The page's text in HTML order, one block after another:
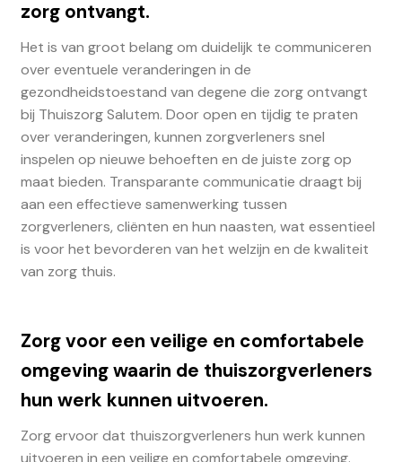
zorg ontvangt.
Het is van groot belang om duidelijk te communiceren
over eventuele veranderingen in de
gezondheidstoestand van degene die zorg ontvangt
bij Thuiszorg Salutem. Door open en tijdig te praten
over veranderingen, kunnen zorgverleners snel
inspelen op nieuwe behoeften en de juiste zorg op
maat bieden. Transparante communicatie draagt bij
aan een effectieve samenwerking tussen
zorgverleners, cliënten en hun naasten, wat essentieel
is voor het bevorderen van het welzijn en de kwaliteit
van zorg thuis.
Zorg voor een veilige en comfortabele
omgeving waarin de thuiszorgverleners
hun werk kunnen uitvoeren.
Zorg ervoor dat thuiszorgverleners hun werk kunnen